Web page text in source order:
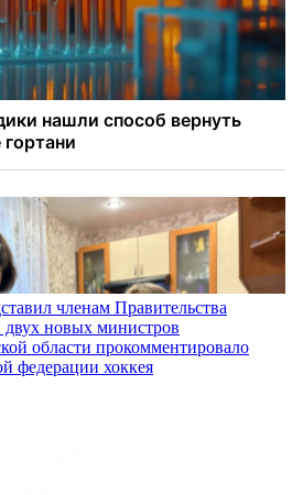
членам Правительства
двух новых министров
области прокомментировало
федерации хоккея